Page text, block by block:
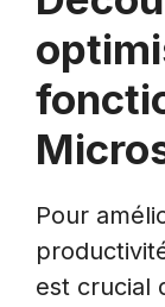
Pour
est crucial